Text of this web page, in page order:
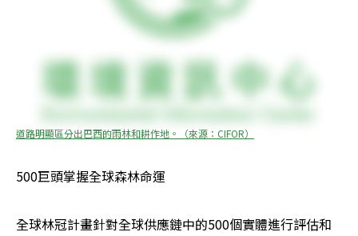
道路明顯區分出巴西的雨林和耕作地。（來源：CIFOR）
500巨頭掌握全球森林命運
全球林冠計畫針對全球供應鏈中的500個實體進行評估和